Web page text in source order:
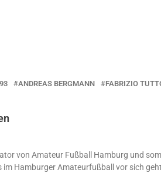
ANDREAS BERGMANN FABRIZIO
von Amateur Fußball Hamburg und
im Hamburger Amateurfußball vor sich